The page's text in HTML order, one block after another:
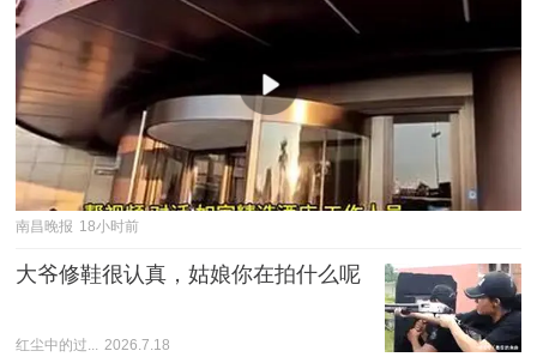
南昌晚报 18小时前
大爷修鞋很认真，姑娘你在拍什么呢
红尘中的过... 2026.7.18